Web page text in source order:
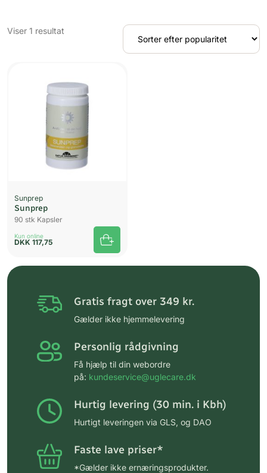
Viser 1 resultat
Sunprep
Sunprep
90 stk Kapsler
Kun online
DKK 117,75
Gratis fragt over 349 kr.
Gælder ikke hjemmelevering
Personlig rådgivning
Få hjælp til din webordre
på: kundeservice@uglecare.dk
Hurtig levering (30 min. i Kbh)
Hurtigt leveringen via GLS, og DAO
Faste lave priser*
*Gælder ikke ernæringsprodukter.